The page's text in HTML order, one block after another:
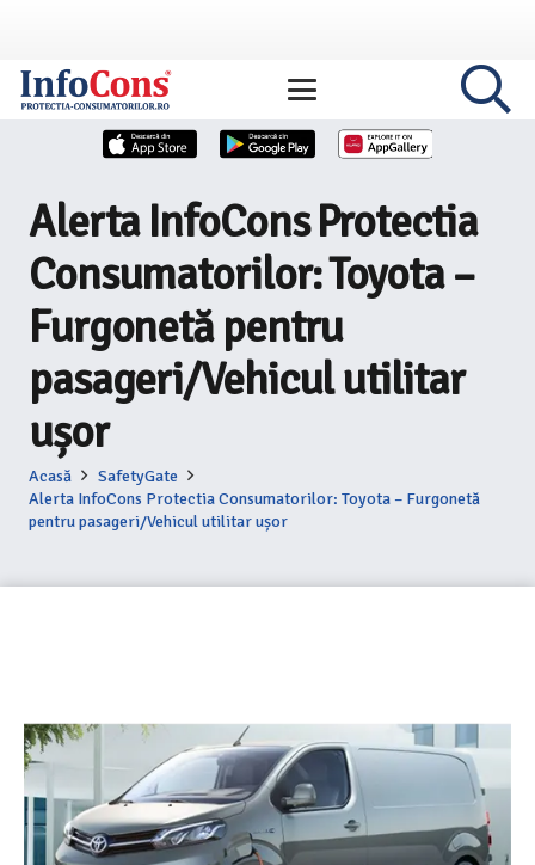
Alerta InfoCons Protectia
Consumatorilor: Toyota –
Furgonetă pentru
pasageri/Vehicul utilitar
ușor
Acasă
SafetyGate
Alerta InfoCons Protectia Consumatorilor: Toyota – Furgonetă
pentru pasageri/Vehicul utilitar ușor